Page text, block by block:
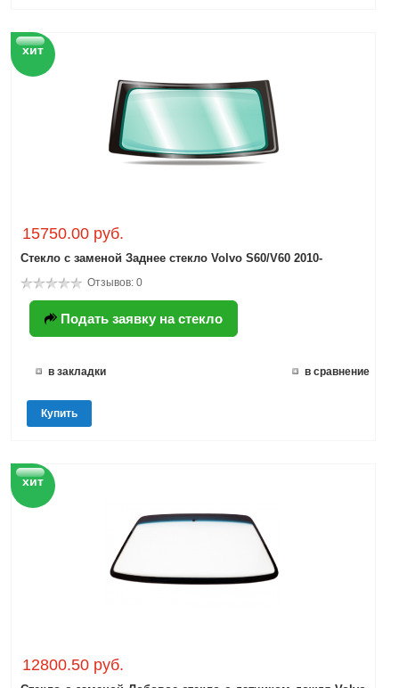
хит
15750.00 руб.
Стекло с заменой Заднее стекло Volvo S60/V60 2010-
Отзывов: 0
Подать заявку на стекло
в закладки в сравнение
Купить
хит
12800.50 руб.